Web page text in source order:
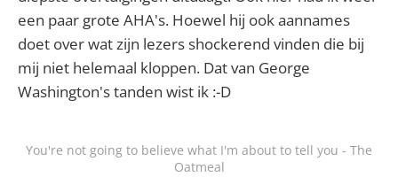
een paar grote AHA's. Hoewel hij ook aannames
doet over wat zijn lezers shockerend vinden die bij
mij niet helemaal kloppen. Dat van George
Washington's tanden wist ik :-D
You're not going to believe what I'm about to tell you - The
Oatmeal